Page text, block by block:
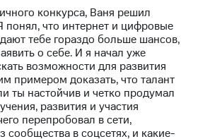
2023
конкурса, Ваня решил
понял, что интернет и цифровые
тебе гораздо больше шансов,
о себе. И я начал уже
возможности для развития
примером доказать, что талант
ты настойчив и четко продумал
развития и участия
перепробовал в сети,
сообщества в соцсетях, и какие-